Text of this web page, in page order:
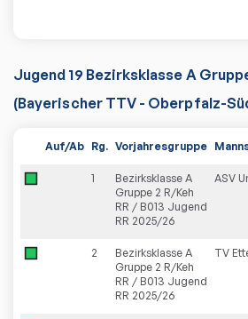
Jugend 19 Bezirksklasse A
(Bayerischer TTV - Oberpfalz-
Auf/Ab Rg. Vorjahresgruppe
1
Bezirksklasse A
Gruppe 2 R/Keh
RR / B013 Jugend
RR 2025/26
ASV
2
Bezirksklasse A
Gruppe 2 R/Keh
RR / B013 Jugend
RR 2025/26
TV